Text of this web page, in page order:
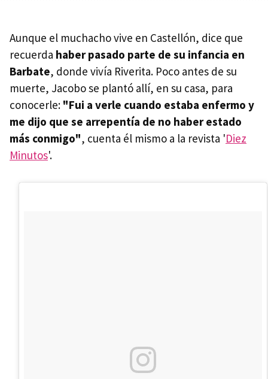
Aunque el muchacho vive en Castellón, dice que
recuerda haber pasado parte de su infancia en
Barbate, donde vivía Riverita. Poco antes de su
muerte, Jacobo se plantó allí, en su casa, para
conocerle: "Fui a verle cuando estaba enfermo y
me dijo que se arrepentía de no haber estado
más conmigo", cuenta él mismo a la revista 'Diez
Minutos'.